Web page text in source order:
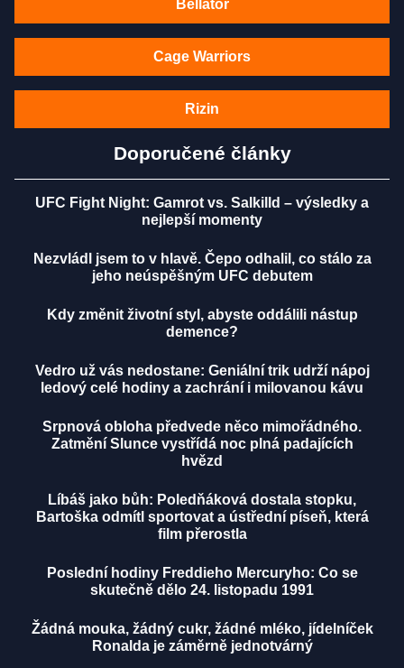
Bellator
Cage Warriors
Rizin
Doporučené články
UFC Fight Night: Gamrot vs. Salkilld – výsledky a
nejlepší momenty
Nezvládl jsem to v hlavě. Čepo odhalil, co stálo za
jeho neúspěšným UFC debutem
Kdy změnit životní styl, abyste oddálili nástup
demence?
Vedro už vás nedostane: Geniální trik udrží nápoj
ledový celé hodiny a zachrání i milovanou kávu
Srpnová obloha předvede něco mimořádného.
Zatmění Slunce vystřídá noc plná padajících
hvězd
Líbáš jako bůh: Poledňáková dostala stopku,
Bartoška odmítl sportovat a ústřední píseň, která
film přerostla
Poslední hodiny Freddieho Mercuryho: Co se
skutečně dělo 24. listopadu 1991
Žádná mouka, žádný cukr, žádné mléko, jídelníček
Ronalda je záměrně jednotvárný